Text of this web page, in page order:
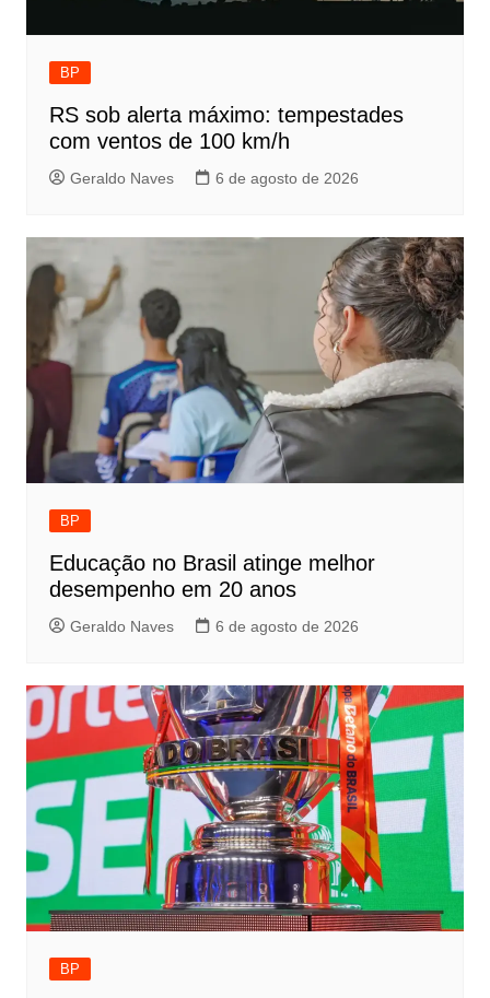
BP
RS sob alerta máximo: tempestades
com ventos de 100 km/h
Geraldo Naves 6 de agosto de 2026
BP
Educação no Brasil atinge melhor
desempenho em 20 anos
Geraldo Naves 6 de agosto de 2026
BP